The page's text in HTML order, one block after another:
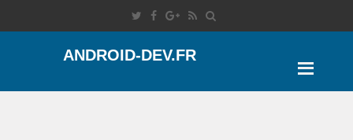
ANDROID-DEV.FR